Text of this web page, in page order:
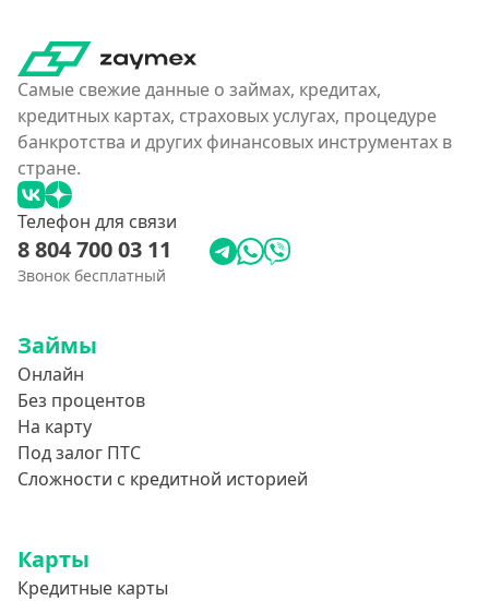
Самые свежие данные о займах, кредитах,
кредитных картах, страховых услугах, процедуре
банкротства и других финансовых инструментах в
стране.
Телефон для связи
8 804 700 03 11
Звонок бесплатный
Займы
Онлайн
Без процентов
На карту
Под залог ПТС
Сложности с кредитной историей
Карты
Кредитные карты